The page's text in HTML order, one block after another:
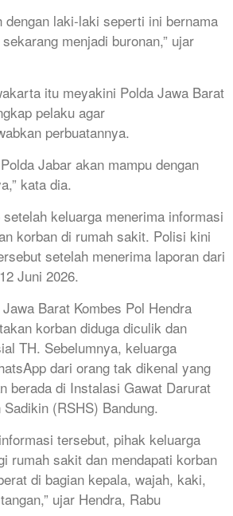
dengan laki-laki seperti ini bernama
menjadi buronan,” ujar
itu meyakini Polda Jawa Barat
pelaku agar
perbuatannya.
Jabar akan mampu dengan
kata dia.
keluarga menerima informasi
korban di rumah sakit. Polisi kini
setelah menerima laporan dari
Juni 2026.
Barat Kombes Pol Hendra
korban diduga diculik dan
TH. Sebelumnya, keluarga
dari orang tak dikenal yang
berada di Instalasi Gawat Darurat
(RSHS) Bandung.
tersebut, pihak keluarga
rumah sakit dan mendapati korban
di bagian kepala, wajah, kaki,
ujar Hendra, Rabu